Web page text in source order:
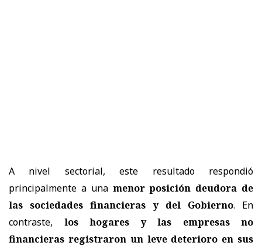
A nivel sectorial, este resultado respondió
principalmente a una menor posición deudora de
las sociedades financieras y del Gobierno. En
contraste, los hogares y las empresas no
financieras registraron un leve deterioro en sus